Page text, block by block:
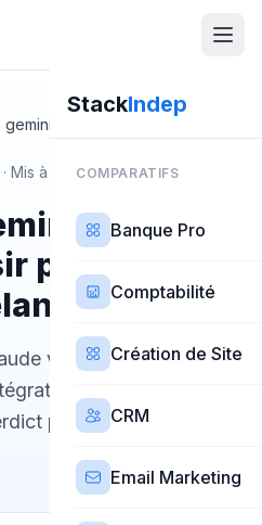
StackIndep
COMPARATIFS
Banque Pro
Comptabilité
Création de Site
CRM
Email Marketing
· Mis à jour 21 mars 2026
en 2026 :
pour son
?
vs Gemini en 2026 :
prix,
pour les freelances et